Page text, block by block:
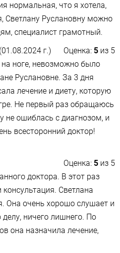
нормальная, что я хотела,
Светлану Руслановну можно
специалист грамотный.
(01.08.2024 г.) Оценка: 5 из 5
ноге, невозможно было
Руслановне. За 3 дня
лечение и диету, которую
Не первый раз обращаюсь
не ошиблась с диагнозом, и
всесторонний доктор!
Оценка: 5 из 5
доктора. В этот раз
Светлана
Она очень хорошо слушает и
ничего лишнего. По
она назначила лечение,